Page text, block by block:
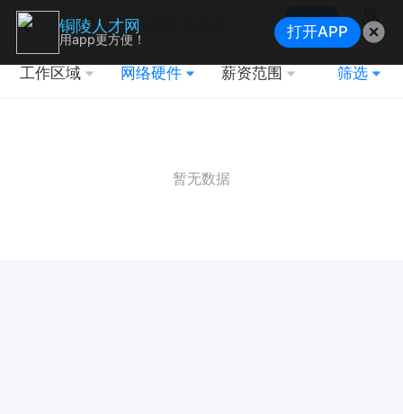
搜索
地图
工作区域 网络硬件 薪资范围 筛选
暂无数据
铜陵人才网
用app更方便！ 打开APP